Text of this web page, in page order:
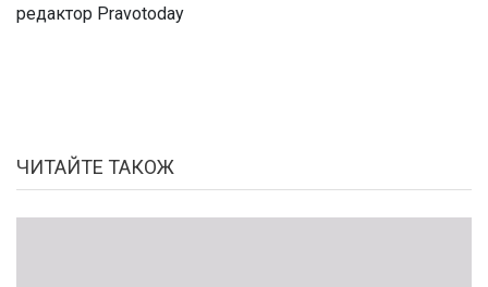
редактор Pravotoday
ЧИТАЙТЕ ТАКОЖ